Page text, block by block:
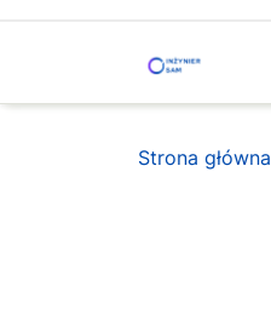
Strona główna